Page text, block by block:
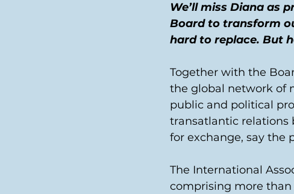
We’ll miss Diana as
Board to transform
hard to replace. But
Together with the
the global network of
public and political
transatlantic relations
for exchange, say the
The International
comprising more than